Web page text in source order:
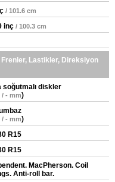
/ 101.6 cm
inç / 100.3 cm
Lastikler, Direksiyon
soğutmalı diskler
/ - mm)
/ - mm)
R15
R15
MacPherson. Coil
Anti-roll bar.